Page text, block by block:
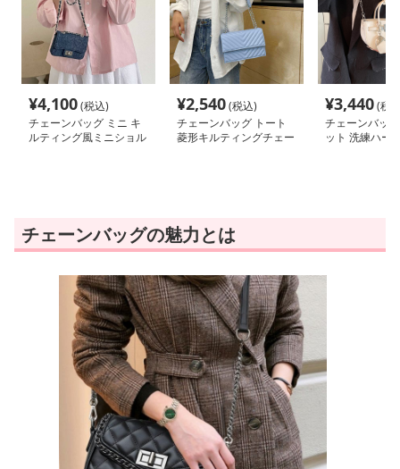
¥4,100(税込)
チェーンバッグ ミニ キ
ルティング風ミニショル
¥2,540(税込)
チェーンバッグ トート
菱形キルティングチェー
¥3,440(税
チェーンバッ
ット 洗練ハー
チェーンバッグの魅力とは